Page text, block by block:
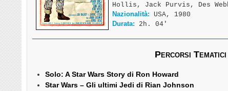
Hollis, Jack Purvis, Des
Nazionalità: USA, 1980
Durata: 2h. 04′
Percorsi Tematici
Solo: A Star Wars Story di Ron Howard
Star Wars – Gli ultimi Jedi di Rian Johnson